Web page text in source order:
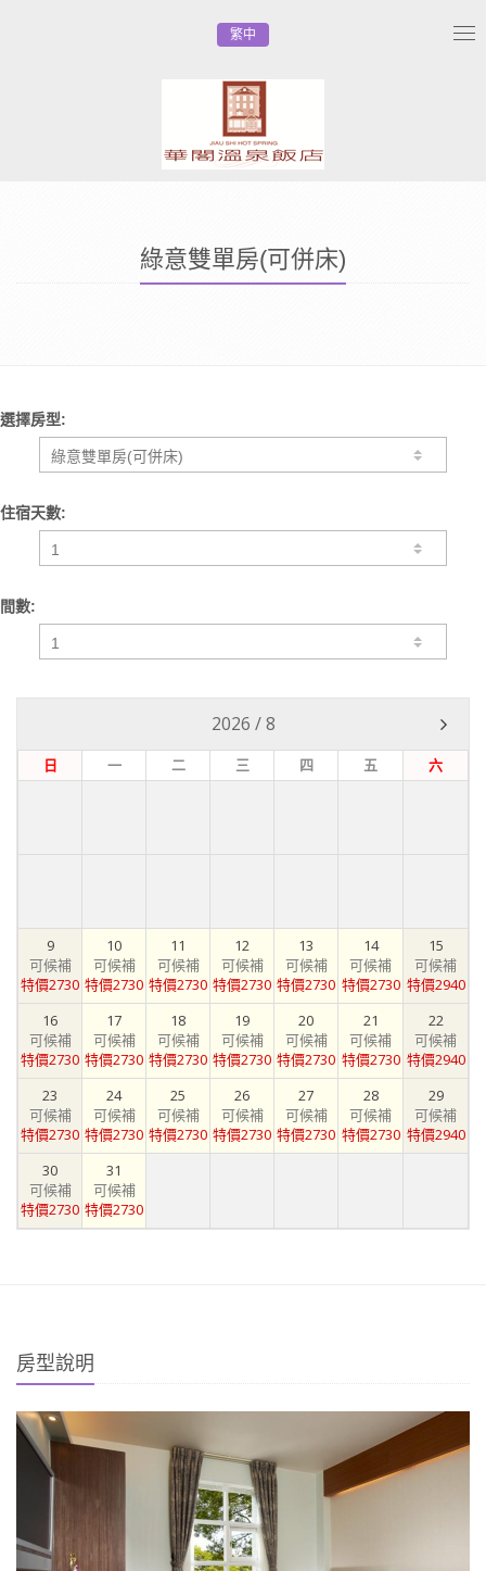
繁中
綠意雙單房(可併床)
選擇房型:
住宿天數:
間數:
2026 /8
日 一 二 三 四 五 六
9
可候補
特價2730
10
可候補
特價2730
11
可候補
特價2730
12
可候補
特價2730
13
可候補
特價2730
14
可候補
特價2730
15
可候補
特價2940
16
可候補
特價2730
17
可候補
特價2730
18
可候補
特價2730
19
可候補
特價2730
20
可候補
特價2730
21
可候補
特價2730
22
可候補
特價2940
23
可候補
特價2730
24
可候補
特價2730
25
可候補
特價2730
26
可候補
特價2730
27
可候補
特價2730
28
可候補
特價2730
29
可候補
特價2940
30
可候補
特價2730
31
可候補
特價2730
房型說明